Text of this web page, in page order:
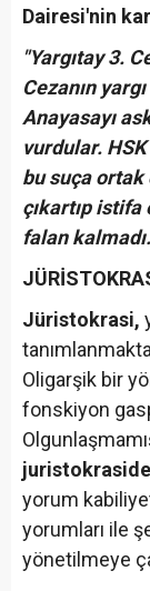
Dairesi'nin
"Yargıtay 3.
Cezanın
Anayasayı
vurdular.
bu suça
çıkartıp
falan
Jüristokrasi,
Oligarşik bir
fonskiyon
juristokraside
yorum
yorumları ile
yönetilmeye